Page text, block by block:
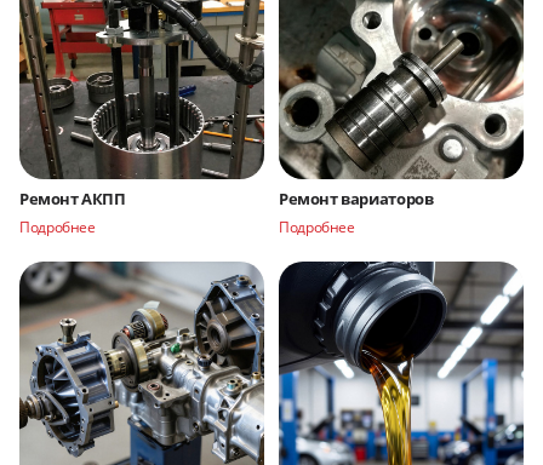
Ремонт АКПП
Подробнее
Ремонт вариаторов
Подробнее